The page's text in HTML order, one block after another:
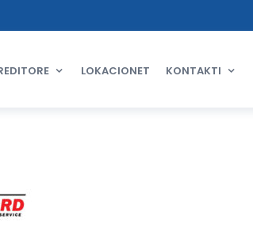
LOKACIONET KONTAKTI